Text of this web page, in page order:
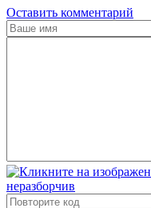
Оставить комментарий